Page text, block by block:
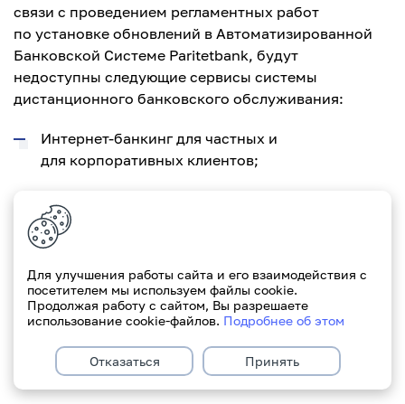
связи с проведением регламентных работ
по установке обновлений в Автоматизированной
Банковской Системе Paritetbank, будут
недоступны следующие сервисы системы
дистанционного банковского обслуживания:
Интернет-банкинг для частных и
для корпоративных клиентов;
Мобильный-банк для частных и
для корпоративных клиентов;
Приносим свои извинения за возможные
С уважением, Paritetbank.
Для улучшения работы сайта и его взаимодействия с
посетителем мы используем файлы cookie.
Продолжая работу с сайтом, Вы разрешаете
использование cookie-файлов. Подробнее об этом
Отказаться Принять